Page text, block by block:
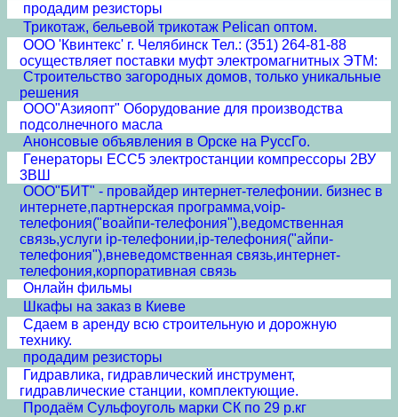
продадим резисторы
Трикотаж, бельевой трикотаж Pelican оптом.
ООО 'Квинтекс' г. Челябинск Тел.: (351) 264-81-88
осуществляет поставки муфт электромагнитных ЭТМ:
Строительство загородных домов, только уникальные
решения
ООО"Азияопт" Оборудование для производства
подсолнечного масла
Анонсовые объявления в Орске на РуссГо.
Генераторы ЕСС5 электростанции компрессоры 2ВУ
3ВШ
ООО"БИТ" - провайдер интернет-телефонии. бизнес в
интернете,партнерская программа,voip-
телефония("воайпи-телефония"),ведомственная
связь,услуги ip-телефонии,ip-телефония("айпи-
телефония"),вневедомственная связь,интернет-
телефония,корпоративная связь
Онлайн фильмы
Шкафы на заказ в Киеве
Сдаем в аренду всю строительную и дорожную
технику.
продадим резисторы
Гидравлика, гидравлический инструмент,
гидравлические станции, комплектующие.
Продаём Сульфоуголь марки СК по 29 р.кг